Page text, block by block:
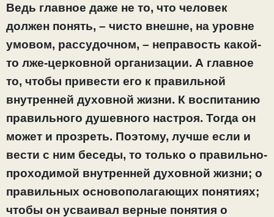
Ведь главное даже не то, что человек
должен понять, – чисто внешне, на уровне
умовом, рассудочном, – неправость какой-
то лже-церковной организации. А главное
то, чтобы привести его к правильной
внутренней духовной жизни. К воспитанию
правильного душевного настроя. Тогда он
может и прозреть. Поэтому, лучше если и
вести с ним беседы, то только о правильно-
проходимой внутренней духовной жизни; о
правильных основополагающих понятиях;
чтобы он усваивал верные понятия о